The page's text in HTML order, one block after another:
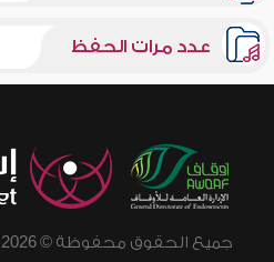
عدد مرات الحفظ
جميع الحقوق محفوظة © 2026 - 1998 لشبكة إسلام ويب